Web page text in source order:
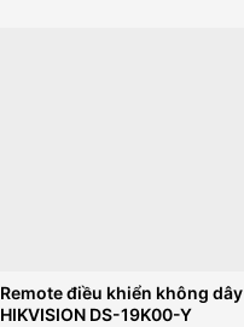
Remote điều khiển không dây
HIKVISION DS-19K00-Y